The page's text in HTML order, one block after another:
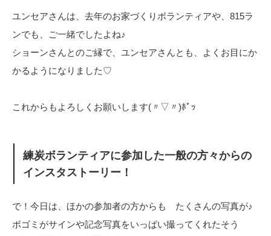
ユンセアさんは、去年のお家づくりボランティアや、815ラ
ンでも、ご一緒でしたよね♪
ショーンさんとのご縁で、ユンセアさんとも、よくお目にか
かるようになりました♡
これからもよろしくお願いします(〃▽〃)ﾎﾟｯ
練炭ボランティアに参加した一般の方々からの
インスタストーリー！
で！今日は、ほかの参加者の方からも たくさんの写真が♪
ボゴミがサインや記念写真をいっぱい撮ってくれたそう